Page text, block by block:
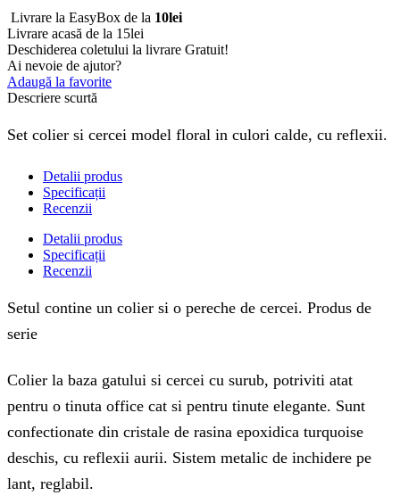
Livrare la EasyBox de la 10lei
Livrare acasă de la 15lei
Deschiderea coletului la livrare Gratuit!
Ai nevoie de ajutor?
Adaugă la favorite
Descriere scurtă
Set colier si cercei model floral in culori calde, cu reflexii.
Detalii produs
Specificații
Recenzii
Detalii produs
Specificații
Recenzii
Setul contine un colier si o pereche de cercei. Produs de
serie
Colier la baza gatului si cercei cu surub, potriviti atat
pentru o tinuta office cat si pentru tinute elegante. Sunt
confectionate din cristale de rasina epoxidica turquoise
deschis, cu reflexii aurii. Sistem metalic de inchidere pe
lant, reglabil.